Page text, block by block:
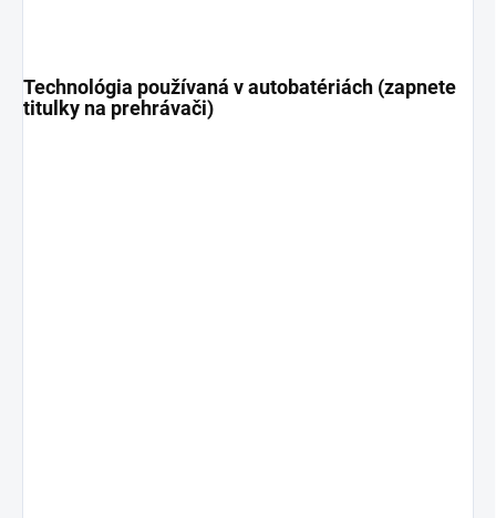
Technológia používaná v autobatériách (zapnete
titulky na prehrávači)